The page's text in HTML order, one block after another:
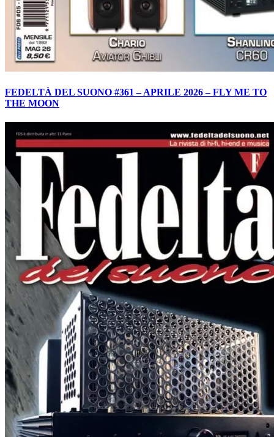
FEDELTÀ DEL SUONO #361 – APRILE 2026 – FLY ME TO
THE MOON